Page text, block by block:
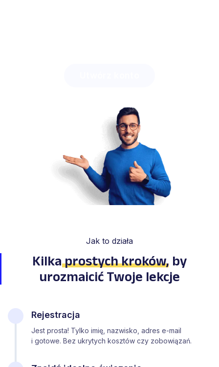
Jak to działa
Kilkaprostych kroków, by
urozmaicić Twoje lekcje
Rejestracja
Jest prosta! Tylko imię, nazwisko, adres e-mail
i gotowe. Bez ukrytych kosztów czy zobowiązań.